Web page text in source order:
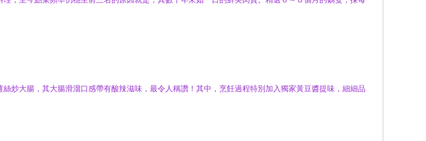
炒大腸，其大腸滑溜口感帶有酸辣滋味，最令人稱讚！其中，烹飪過程特別加入獨家黃豆醬提味，細細品